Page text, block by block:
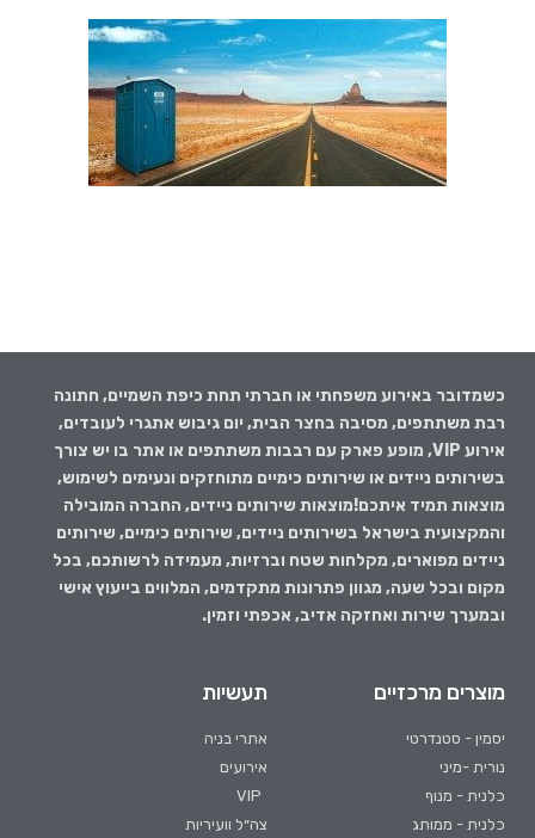
כשמדובר באירוע משפחתי או חברתי תחת כיפת השמיים, חתונה
רבת משתתפים, מסיבה בחצר הבית, יום גיבוש אתגרי לעובדים,
אירוע VIP, מופע פארק עם רבבות משתתפים או אתר בו יש צורך
בשירותים ניידים או שירותים כימיים מתוחזקים ונעימים לשימוש,
מוצאות תמיד איתכם!מוצאות שירותים ניידים, החברה המובילה
והמקצועית בישראל בשירותים ניידים, שירותים כימיים, שירותים
ניידים מפוארים, מקלחות שטח וברזיות, מעמידה לרשותכם, בכל
מקום ובכל שעה, מגוון פתרונות מתקדמים, המלווים בייעוץ אישי
ובמערך שירות ואחזקה אדיב, אכפתי וזמין.
מוצרים מרכזיים
יסמין - סטנדרטי
נורית -מיני
כלנית - מנוף
כלנית - ממותג
תעשיות
אתרי בניה
אירועים
VIP
צה״ל וועיריות